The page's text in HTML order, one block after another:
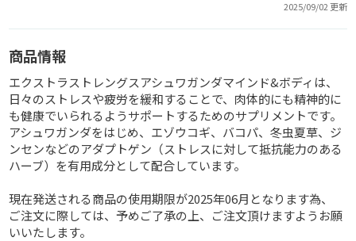
2025/09/02 更新
商品情報
エクストラストレングスアシュワガンダマインド&ボディは、
日々のストレスや疲労を緩和することで、肉体的にも精神的に
も健康でいられるようサポートするためのサプリメントです。
アシュワガンダをはじめ、エゾウコギ、バコパ、冬虫夏草、ジ
ンセンなどのアダプトゲン（ストレスに対して抵抗能力のある
ハーブ）を有用成分として配合しています。
現在発送される商品の使用期限が2025年06月となります為、
ご注文に際しては、予めご了承の上、ご注文頂けますようお願
いいたします。